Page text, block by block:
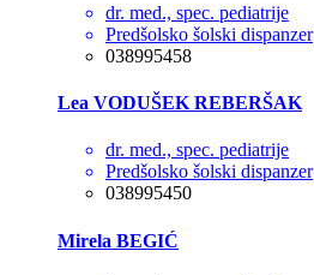
dr. med., spec. pediatrije
Predšolsko šolski dispanzer
038995458
Lea VODUŠEK REBERŠAK
dr. med., spec. pediatrije
Predšolsko šolski dispanzer
038995450
Mirela BEGIĆ